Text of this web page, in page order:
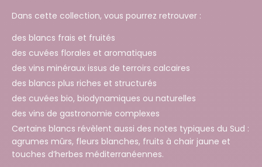
Dans cette collection, vous pourrez retrouver :
des blancs frais et fruités
des cuvées florales et aromatiques
des vins minéraux issus de terroirs calcaires
des blancs plus riches et structurés
des cuvées bio, biodynamiques ou naturelles
des vins de gastronomie complexes
Certains blancs révèlent aussi des notes typiques du Sud :
agrumes mûrs, fleurs blanches, fruits à chair jaune et
touches d’herbes méditerranéennes.